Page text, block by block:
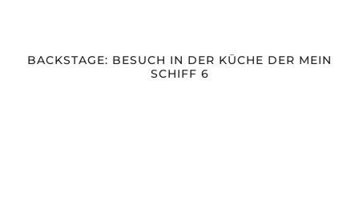
BACKSTAGE: BESUCH IN DER KÜCHE DER MEIN
SCHIFF 6